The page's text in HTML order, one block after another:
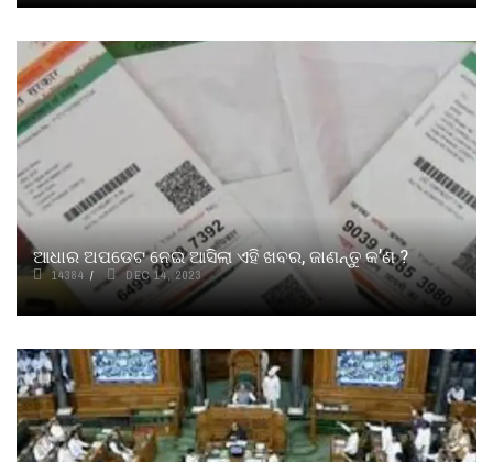
ଆଧାର ଅପଡେଟ ନେଇ ଆସିଲା ଏହି ଖବର, ଜାଣନ୍ତୁ କ’ଣ ?
14384 DEC 14, 2023